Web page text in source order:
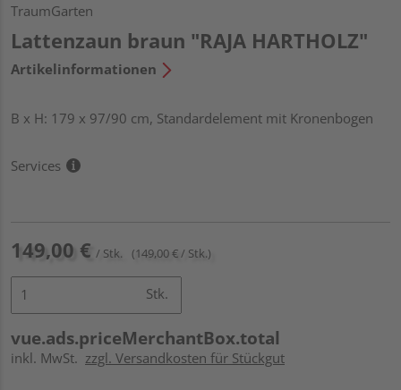
TraumGarten
Lattenzaun braun "RAJA HARTHOLZ"
Artikelinformationen
B x H: 179 x 97/90 cm, Standardelement mit Kronenbogen
Services
149,00 € / Stk. (149,00 € / Stk.)
Stk.
vue.ads.priceMerchantBox.total
inkl. MwSt. zzgl. Versandkosten für Stückgut